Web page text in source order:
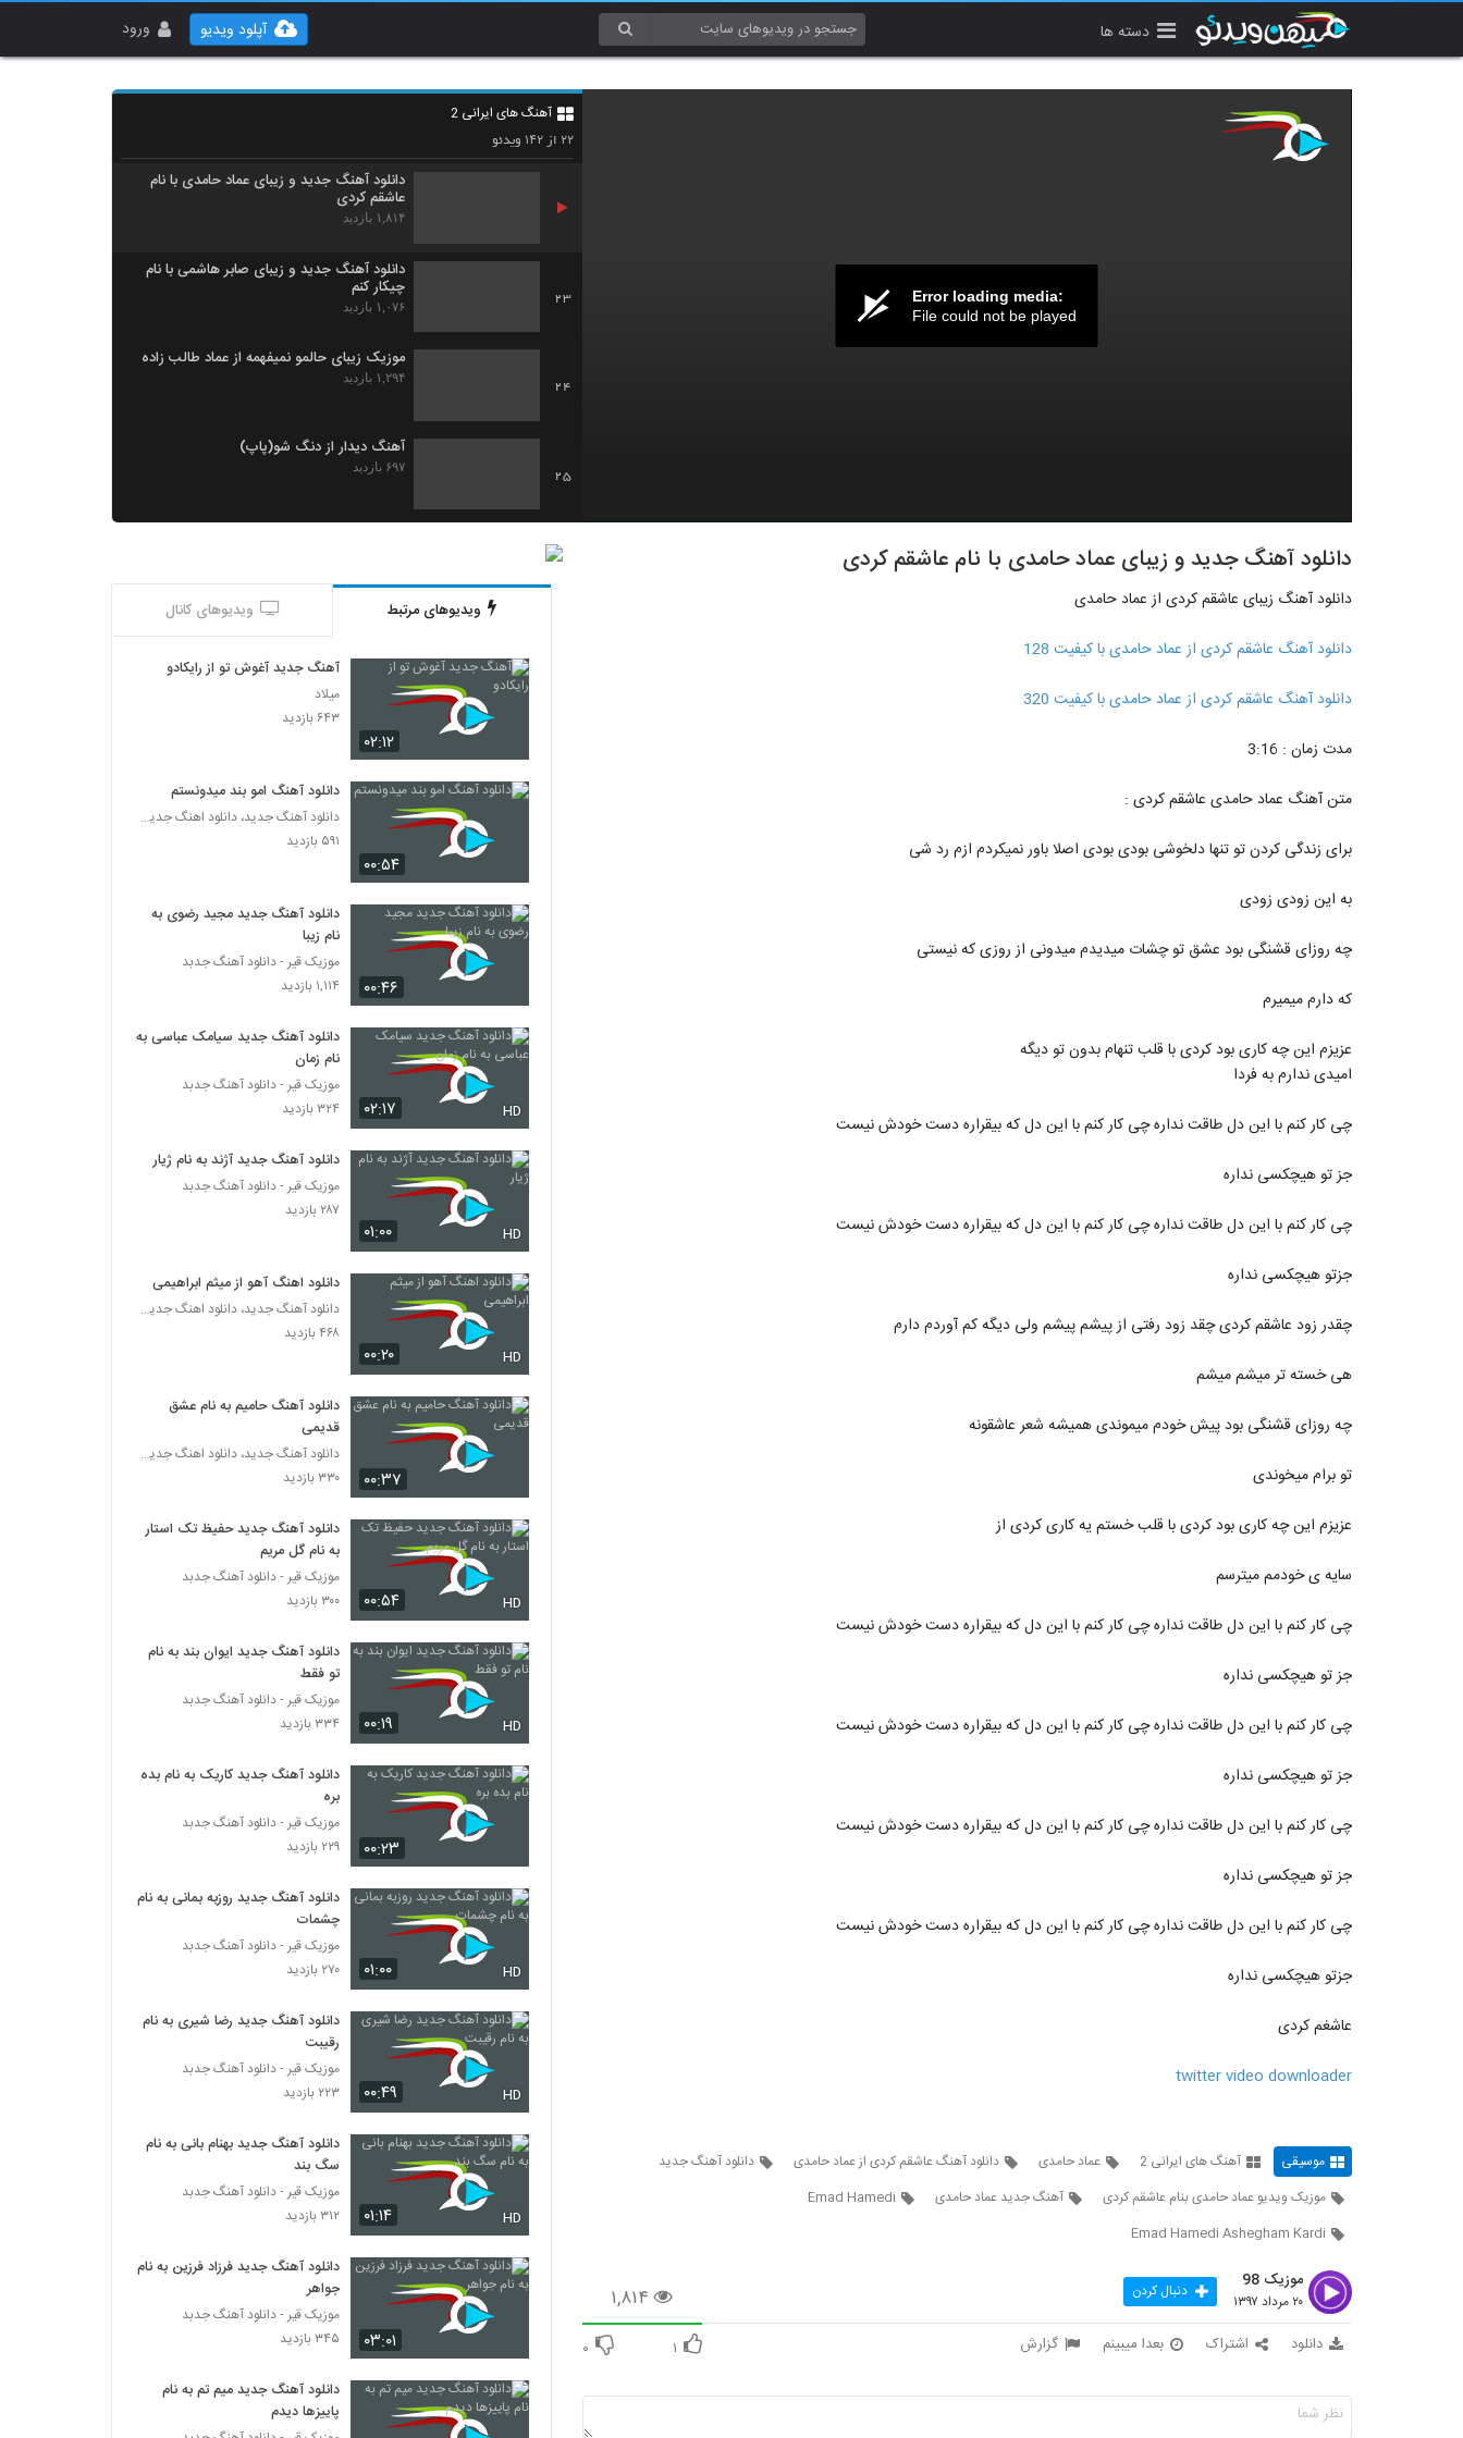
دسته ها ورود آپلود ویدیو
Error loading media:
File could not be played
آهنگ های ایرانی 2
۲۲ از ۱۴۲ ویدئو
21
دانلود آهنگ سعید شهروز ساحل
دانلود آهنگ جدید و زیبای عماد حامدی با نام
عاشقم کردی
۱,۸۱۴ بازدید
23
دانلود آهنگ جدید و زیبای صابر هاشمی با نام
چیکار کنم
۱,۰۷۶ بازدید
24
موزیک زیبای حالمو نمیفهمه از عماد طالب زاده
۱,۲۹۴ بازدید
25
آهنگ دیدار از دنگ شو(پاپ)
۶۹۷ بازدید
26
دانلود آهنگ محسن یگانه پا به پای تو (ورژن
۱,۹۰۲ بازدید
علی امینی آهنگ اینه عشق من
۱,۵۸۶ بازدید
Ali Arshadi Havadar
۵۶۲ بازدید
آهنگ دل کش از حسین توکلی(پاپ)
۱,۰۱۵ بازدید
دانلود آهنگ حسین توکلی یه فکری کن برام
۱,۶۵۴ بازدید
دانلود آهنگ کار دادی دستم از پازل بند
حسین توکلی آهنگ سرت چی اومده
۱,۲۳۹ بازدید
دانلود آهنگ جدید و زیبای حسین توکلی با نام
۲,۰۲۶ بازدید
دانلود آهنگ جدید و زیبای امیرحسین میری با
نام جان تویی
۱,۳۹۰ بازدید
Majid Rezaei Ideal
۷۶۴ بازدید
۹۰۳ بازدید
آهنگ محمدرضا عشریه بنام نامه
۱,۴۱۰ بازدید
آهنگ فرشید ادهمی بنام تسکین
۹۲۰ بازدید
دانلود آهنگ جدید و زیبای حجت خوش سعادت
با نام دلم پیشت گیره
۹۹۲ بازدید
alireza ghorbani Eshgh Asan Nadarad
۶۶۶ بازدید
آصف آریا آهنگ چه عجب (رمیکس)
۱,۴۳۸ بازدید
دانلود آهنگ جدید و زیبای امیر عباس گلاب با نام
کودکانه
۸۷۶ بازدید
موزیک زیبای مستم کن از بابک ارجمند
۱,۱۶۵ بازدید
سجاد حاتمی آهنگ عزیزترینی
Derayan Toro Mikham
۶۵۰ بازدید
آهنگ مهدی غریب بنام حالا حالا
۹۴۰ بازدید
دانلود آهنگ جدید و زیبای عماد حامدی با نام عاشقم کردی
دانلود آهنگ زیبای عاشقم کردی از عماد حامدی
دانلود آهنگ عاشقم کردی از عماد حامدی با کیفیت 128
دانلود آهنگ عاشقم کردی از عماد حامدی با کیفیت 320
مدت زمان : 3:16
متن آهنگ عماد حامدی عاشقم کردی :
برای زندگی کردن تو تنها دلخوشی بودی بودی اصلا باور نمیکردم ازم رد شی
به این زودی زودی
چه روزای قشنگی بود عشق تو چشات میدیدم میدونی از روزی که نیستی
که دارم میمیرم
عزیزم این چه کاری بود کردی با قلب تنهام بدون تو دیگه
امیدی ندارم به فردا
چی کار کنم با این دل طاقت نداره چی کار کنم با این دل که بیقراره دست خودش نیست
جز تو هیچکسی نداره
چی کار کنم با این دل طاقت نداره چی کار کنم با این دل که بیقراره دست خودش نیست
جزتو هیچکسی نداره
چقدر زود عاشقم کردی چقد زود رفتی از پیشم پیشم ولی دیگه کم آوردم دارم
هی خسته تر میشم میشم
چه روزای قشنگی بود پیش خودم میموندی همیشه شعر عاشقونه
تو برام میخوندی
عزیزم این چه کاری بود کردی با قلب خستم یه کاری کردی از
سایه ی خودمم میترسم
چی کار کنم با این دل طاقت نداره چی کار کنم با این دل که بیقراره دست خودش نیست
جز تو هیچکسی نداره
چی کار کنم با این دل طاقت نداره چی کار کنم با این دل که بیقراره دست خودش نیست
جز تو هیچکسی نداره
چی کار کنم با این دل طاقت نداره چی کار کنم با این دل که بیقراره دست خودش نیست
جز تو هیچکسی نداره
چی کار کنم با این دل طاقت نداره چی کار کنم با این دل که بیقراره دست خودش نیست
جزتو هیچکسی نداره
عاشغم کردی
twitter video downloader
موسیقی آهنگ های ایرانی 2 عماد حامدی دانلود آهنگ عاشقم کردی از عماد حامدی
دانلود آهنگ جدید
موزیک ویدیو عماد حامدی بنام عاشقم کردی
آهنگ جدید عماد حامدی
Emad Hamedi
Emad Hamedi Ashegham Kardi
۱,۸۱۴
موزیک 98
۲۰ مرداد ۱۳۹۷ دنبال کردن
دانلود اشتراک بعدا میبینم گزارش ۱ ۰
ویدیوهای مرتبط ویدیوهای کانال
۰۲:۱۲
آهنگ جدید آغوش تو از رایکادو
میلاد
۶۴۳ بازدید
۰۰:۵۴
دانلود آهنگ امو بند میدونستم
دانلود آهنگ جدید، دانلود اهنگ جدید ایرانی
۵۹۱ بازدید
۰۰:۴۶
دانلود آهنگ جدید مجید رضوی به
نام زیبا
موزیک قیر - دانلود آهنگ جدبد
۱,۱۱۴ بازدید
۰۲:۱۷ HD
دانلود آهنگ جدید سیامک عباسی به
نام زمان
موزیک قیر - دانلود آهنگ جدبد
۳۲۴ بازدید
۰۱:۰۰ HD
دانلود آهنگ جدید آژند به نام ژیار
موزیک قیر - دانلود آهنگ جدبد
۲۸۷ بازدید
۰۰:۲۰ HD
دانلود اهنگ آهو از میثم ابراهیمی
دانلود آهنگ جدید، دانلود اهنگ جدید ایرانی
۴۶۸ بازدید
۰۰:۳۷
دانلود آهنگ حامیم به نام عشق
قدیمی
دانلود آهنگ جدید، دانلود اهنگ جدید ایرانی
۳۳۰ بازدید
۰۰:۵۴ HD
دانلود آهنگ جدید حفیظ تک استار
به نام گل مریم
موزیک قیر - دانلود آهنگ جدبد
۳۰۰ بازدید
۰۰:۱۹ HD
دانلود آهنگ جدید ایوان بند به نام
تو فقط
موزیک قیر - دانلود آهنگ جدبد
۳۳۴ بازدید
۰۰:۲۳
دانلود آهنگ جدید کاریک به نام بده
بره
موزیک قیر - دانلود آهنگ جدبد
۲۲۹ بازدید
۰۱:۰۰ HD
دانلود آهنگ جدید روزبه بمانی به نام
چشمات
موزیک قیر - دانلود آهنگ جدبد
۲۷۰ بازدید
۰۰:۴۹ HD
دانلود آهنگ جدید رضا شیری به نام
رقیبت
موزیک قیر - دانلود آهنگ جدبد
۲۲۳ بازدید
۰۱:۱۴ HD
دانلود آهنگ جدید بهنام بانی به نام
سگ بند
موزیک قیر - دانلود آهنگ جدبد
۳۱۲ بازدید
۰۳:۰۱
دانلود آهنگ جدید فرزاد فرزین به نام
جواهر
موزیک قیر - دانلود آهنگ جدبد
۳۴۵ بازدید
دانلود آهنگ جدید میم تم به نام
پاییزها دیدم